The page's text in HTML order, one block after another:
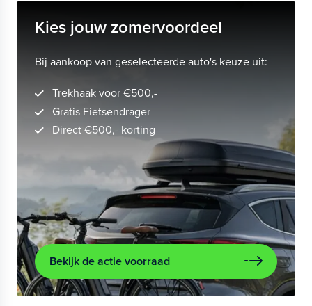
Kies jouw zomervoordeel
Bij aankoop van geselecteerde auto's keuze uit:
Trekhaak voor €500,-
Gratis Fietsendrager
Direct €500,- korting
Bekijk de actie voorraad